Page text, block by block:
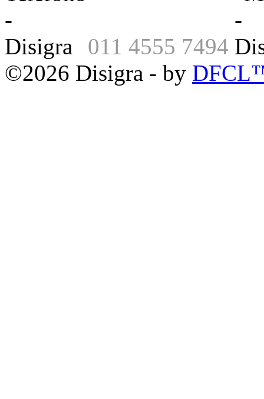
011 4555 7494
©2026 Disigra - by